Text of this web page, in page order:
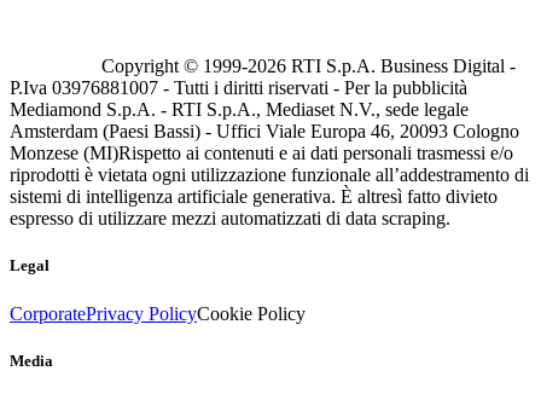
Copyright © 1999-2026 RTI S.p.A. Business Digital -
P.Iva 03976881007 - Tutti i diritti riservati - Per la pubblicità
Mediamond S.p.A. - RTI S.p.A., Mediaset N.V., sede legale
Amsterdam (Paesi Bassi) - Uffici Viale Europa 46, 20093 Cologno
Monzese (MI)Rispetto ai contenuti e ai dati personali trasmessi e/o
riprodotti è vietata ogni utilizzazione funzionale all’addestramento di
sistemi di intelligenza artificiale generativa. È altresì fatto divieto
espresso di utilizzare mezzi automatizzati di data scraping.
Legal
CorporatePrivacy PolicyCookie Policy
Media